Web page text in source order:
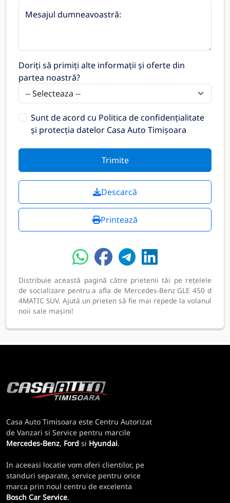
Mesajul dumneavoastră:
Doriți să primiți alte informații și oferte din
partea noastră?
Sunt de acord cu Politica de confidențialitate
și protecția datelor Casa Auto Timișoara
Trimite
Descarcă
Printează
Distribuie această pagină către prietenii tăi pe rețelele
de socializare pentru a afla de Mercedes-Benz GLE 450 d
4MATIC SUV. Ajută un prieten să fie mai repede la volanul
noii sale mașini!
Casa Auto Timisoara este Centru Autorizat
de Vanzari si Service pentru marcile
Mercedes-Benz, Ford si Hyundai.
In aceeasi locatie vom oferi clientilor, pe
standuri separate, service pentru orice
marca prin noul centru de excelenta
Bosch Car Service.